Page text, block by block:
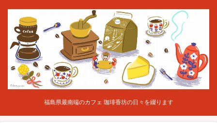
福島県最南端のカフェ 珈琲香坊の日々を綴ります